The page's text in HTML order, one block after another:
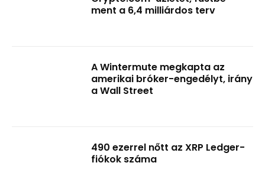
ment a 6,4 milliárdos terv
A Wintermute megkapta az
amerikai bróker-engedélyt, irány
a Wall Street
490 ezerrel nőtt az XRP Ledger-
fiókok száma